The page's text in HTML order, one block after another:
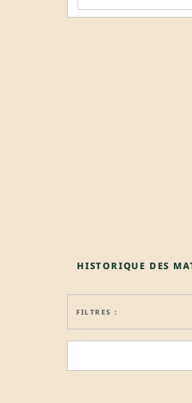
HISTORIQUE DES
FILTRES :